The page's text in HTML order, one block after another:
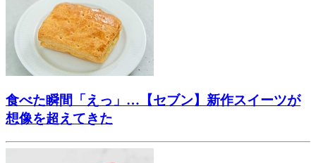
食べた瞬間「えっ」…【セブン】新作スイーツが
想像を超えてきた